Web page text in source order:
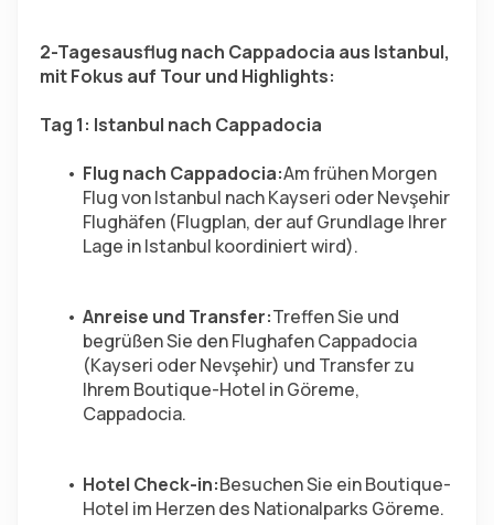
2-Tagesausflug nach Cappadocia aus Istanbul,
mit Fokus auf Tour und Highlights:
Tag 1: Istanbul nach Cappadocia
Flug nach Cappadocia:Am frühen Morgen
Flug von Istanbul nach Kayseri oder Nevşehir
Flughäfen (Flugplan, der auf Grundlage Ihrer
Lage in Istanbul koordiniert wird).
Anreise und Transfer:Treffen Sie und
begrüßen Sie den Flughafen Cappadocia
(Kayseri oder Nevşehir) und Transfer zu
Ihrem Boutique-Hotel in Göreme,
Cappadocia.
Hotel Check-in:Besuchen Sie ein Boutique-
Hotel im Herzen des Nationalparks Göreme.